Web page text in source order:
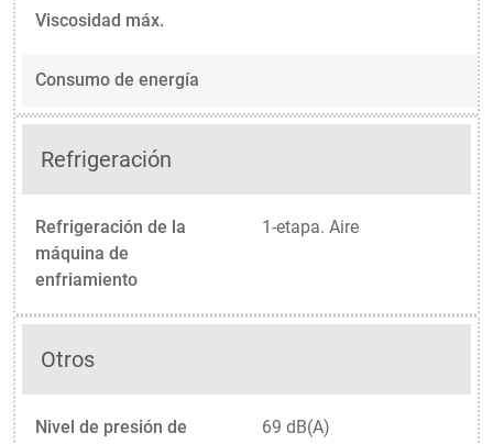
Viscosidad máx.
Consumo de energía
Refrigeración
Refrigeración de la
máquina de
enfriamiento
1-etapa. Aire
Otros
Nivel de presión de
69 dB(A)